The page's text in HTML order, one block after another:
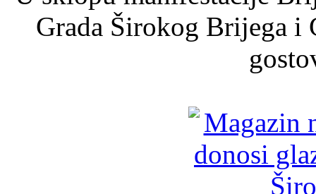
Grada Širokog Brijega